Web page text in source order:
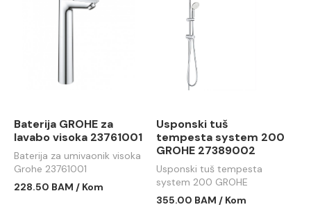
Baterija GROHE za
lavabo visoka 23761001
Baterija za umivaonik visoka
Grohe 23761001
228.50 BAM / Kom
Usponski tuš
tempesta system 200
GROHE 27389002
Usponski tuš tempesta
system 200 GROHE
27389002
355.00 BAM / Kom